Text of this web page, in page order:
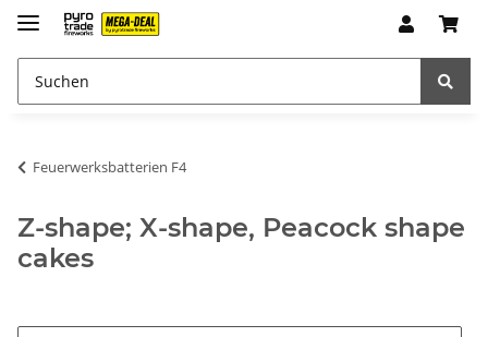
Feuerwerksbatterien F4
Z-shape; X-shape, Peacock shape
cakes